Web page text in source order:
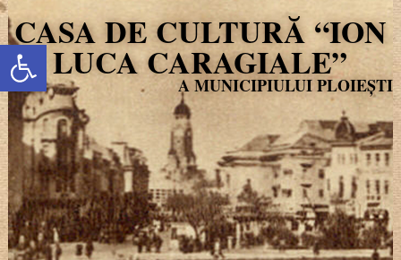
Deschide bara de unelte
CASA DE CULTURĂ “ION
LUCA CARAGIALE”